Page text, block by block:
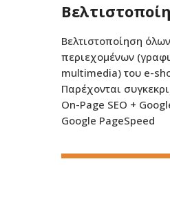
Βελτιστοποίηση
περιεχομένων
multimedia) του e-
Παρέχονται
On-Page SEO +
Google PageSpeed